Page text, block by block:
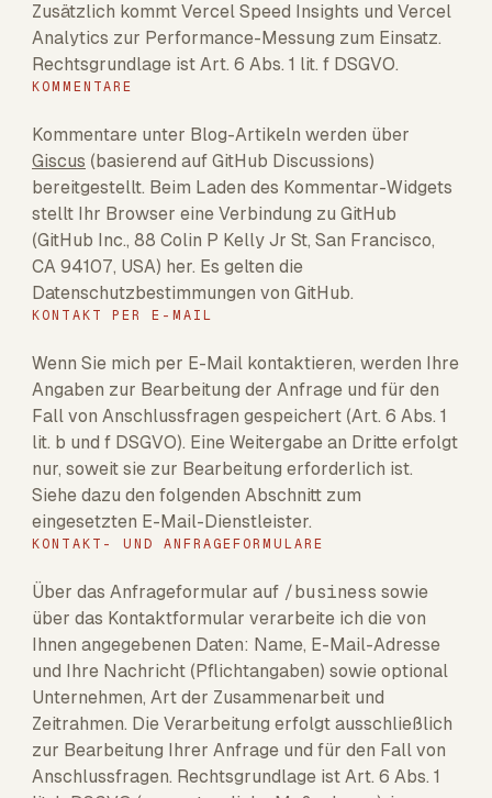
Zusätzlich kommt Vercel Speed Insights und Vercel
Analytics zur Performance-Messung zum Einsatz.
Rechtsgrundlage ist Art. 6 Abs. 1 lit. f DSGVO.
KOMMENTARE
Kommentare unter Blog-Artikeln werden über
Giscus (basierend auf GitHub Discussions)
bereitgestellt. Beim Laden des Kommentar-Widgets
stellt Ihr Browser eine Verbindung zu GitHub
(GitHub Inc., 88 Colin P Kelly Jr St, San Francisco,
CA 94107, USA) her. Es gelten die
Datenschutzbestimmungen von GitHub.
KONTAKT PER E-MAIL
Wenn Sie mich per E-Mail kontaktieren, werden Ihre
Angaben zur Bearbeitung der Anfrage und für den
Fall von Anschlussfragen gespeichert (Art. 6 Abs. 1
lit. b und f DSGVO). Eine Weitergabe an Dritte erfolgt
nur, soweit sie zur Bearbeitung erforderlich ist.
Siehe dazu den folgenden Abschnitt zum
eingesetzten E-Mail-Dienstleister.
KONTAKT- UND ANFRAGEFORMULARE
Über das Anfrageformular auf /business sowie
über das Kontaktformular verarbeite ich die von
Ihnen angegebenen Daten: Name, E-Mail-Adresse
und Ihre Nachricht (Pflichtangaben) sowie optional
Unternehmen, Art der Zusammenarbeit und
Zeitrahmen. Die Verarbeitung erfolgt ausschließlich
zur Bearbeitung Ihrer Anfrage und für den Fall von
Anschlussfragen. Rechtsgrundlage ist Art. 6 Abs. 1